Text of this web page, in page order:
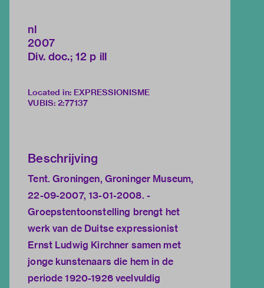
nl
2007
Div. doc.; 12 p ill
Located in: EXPRESSIONISME
VUBIS: 2:77137
Beschrijving
Tent. Groningen, Groninger Museum,
22-09-2007, 13-01-2008. -
Groepstentoonstelling brengt het
werk van de Duitse expressionist
Ernst Ludwig Kirchner samen met
jonge kunstenaars die hem in de
periode 1920-1926 veelvuldig